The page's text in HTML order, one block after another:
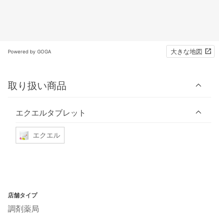
Powered by GOGA 大きな地図
取り扱い商品
エクエルタブレット
エクエル
店舗タイプ
調剤薬局